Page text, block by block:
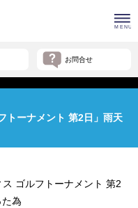
お問合せ
トーナメント 第2日」雨天
ゴルフトーナメント 第2
為